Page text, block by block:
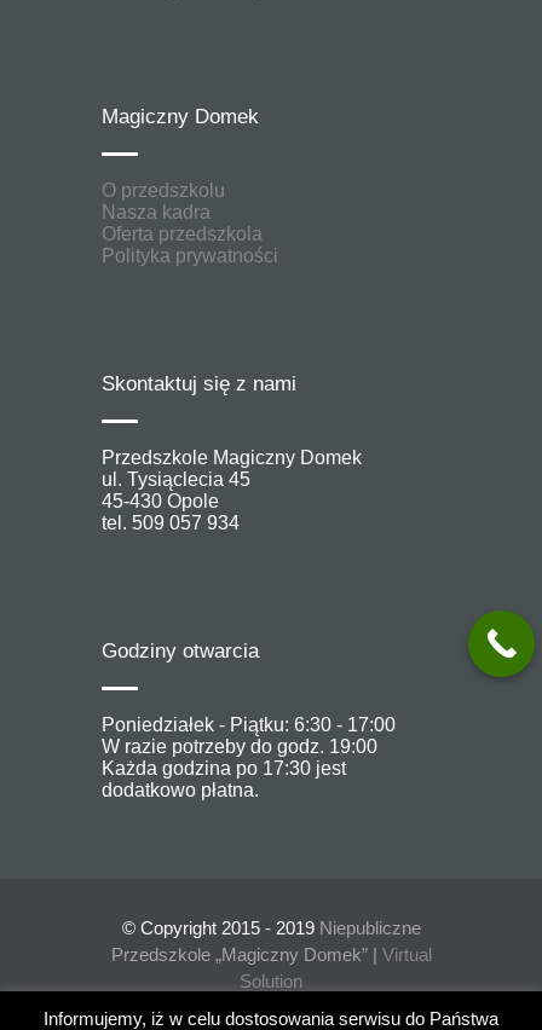
Magiczny Domek
O przedszkolu
Nasza kadra
Oferta przedszkola
Polityka prywatności
Skontaktuj się z nami
Przedszkole Magiczny Domek
ul. Tysiąclecia 45
45-430 Opole
tel. 509 057 934
Godziny otwarcia
Poniedziałek - Piątku: 6:30 - 17:00
W razie potrzeby do godz. 19:00
Każda godzina po 17:30 jest
dodatkowo płatna.
© Copyright 2015 - 2019 Niepubliczne
Przedszkole „Magiczny Domek” | Virtual
Solution
Informujemy, iż w celu dostosowania serwisu do Państwa